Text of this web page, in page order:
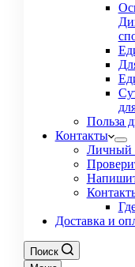
Польза
Контакты
Личный
Доставка и
Поиск